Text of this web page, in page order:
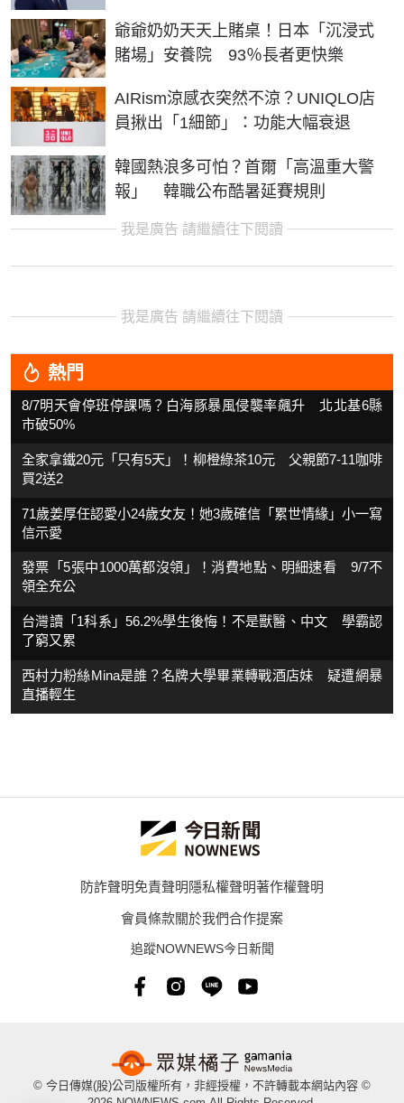
爺爺奶奶天天上賭桌！日本「沉浸式
賭場」安養院 93％長者更快樂
AIRism涼感衣突然不涼？UNIQLO店
員揪出「1細節」：功能大幅衰退
韓國熱浪多可怕？首爾「高溫重大警
報」 韓職公布酷暑延賽規則
我是廣告 請繼續往下閱讀
我是廣告 請繼續往下閱讀
熱門
8/7明天會停班停課嗎？白海豚暴風侵襲率飆升 北北基6縣
市破50%
全家拿鐵20元「只有5天」！柳橙綠茶10元 父親節7-11咖啡
買2送2
71歲姜厚任認愛小24歲女友！她3歲確信「累世情緣」小一寫
信示愛
發票「5張中1000萬都沒領」！消費地點、明細速看 9/7不
領全充公
台灣讀「1科系」56.2%學生後悔！不是獸醫、中文 學霸認
了窮又累
西村力粉絲Mina是誰？名牌大學畢業轉戰酒店妹 疑遭網暴
直播輕生
防詐聲明免責聲明隱私權聲明著作權聲明
會員條款關於我們合作提案
追蹤NOWNEWS今日新聞
© 今日傳媒(股)公司版權所有，非經授權，不許轉載本網站內容 ©